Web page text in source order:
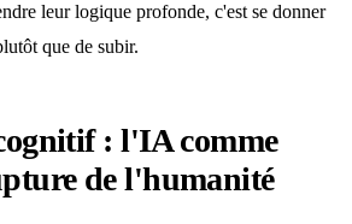
leur logique profonde, c'est se donner
que de subir.
: l'IA comme
de l'humanité